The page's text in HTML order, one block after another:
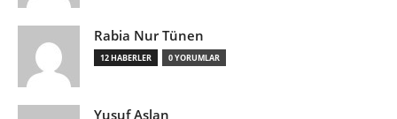
Rabia Nur Tünen
12 HABERLER 0 YORUMLAR
Yusuf Aslan